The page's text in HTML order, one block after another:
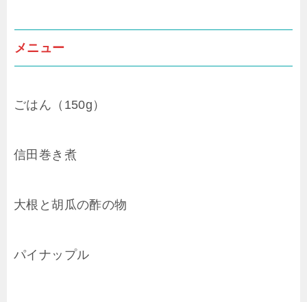
メニュー
ごはん（150g）
信田巻き煮
大根と胡瓜の酢の物
パイナップル